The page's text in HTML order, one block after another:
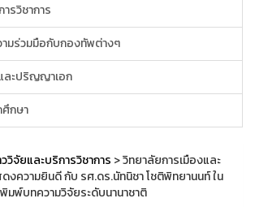
รวิชาการ
ามร่วมมือกับกองทัพต่างๆ
ละปริญญาเอก
กษา
ววิจัยและบริการวิชาการ > วิทยาลัยการเมืองและ
งความยินดี กับ รศ.ดร.นัทนิชา โชติพิทยานนท์ ใน
มพ์บทความวิจัยระดับนานาชาติ